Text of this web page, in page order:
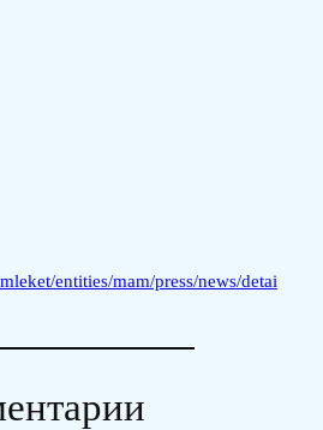
entities/mam/press/news/detai